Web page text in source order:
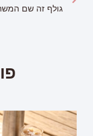
גולף זה שם